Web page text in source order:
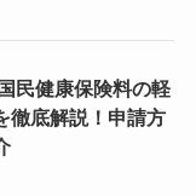
民健康保険料の軽
徹底解説！申請方